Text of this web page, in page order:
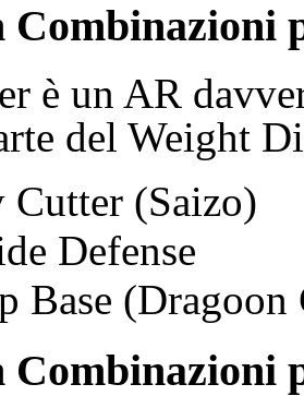
Combinazioni
è un AR
del Weight
Cutter (Saizo)
Defense
Base (Dragoon
Combinazioni